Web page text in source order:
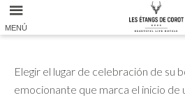
MENÚ
Elegir el lugar de celebración de su
emocionante que marca el inicio de